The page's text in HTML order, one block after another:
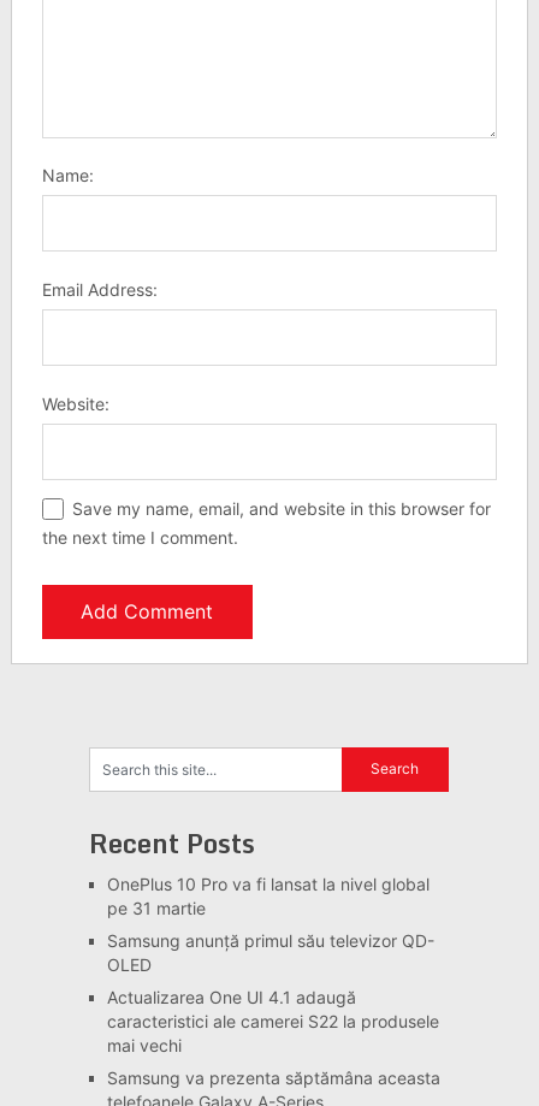
Name:
Email Address:
Website:
Save my name, email, and website in this browser for
the next time I comment.
Recent Posts
OnePlus 10 Pro va fi lansat la nivel global
pe 31 martie
Samsung anunță primul său televizor QD-
OLED
Actualizarea One UI 4.1 adaugă
caracteristici ale camerei S22 la produsele
mai vechi
Samsung va prezenta săptămâna aceasta
telefoanele Galaxy A-Series